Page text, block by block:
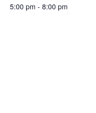
5:00 pm - 8:00 pm